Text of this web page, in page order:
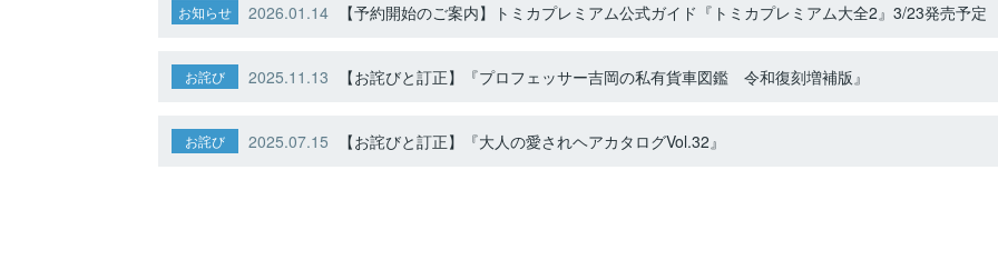
お知らせ 2026.01.14 【予約開始のご案内】トミカプレミアム公式ガイド『トミカプレミアム大全2』3/23発売予定
お詫び 2025.11.13 【お詫びと訂正】『プロフェッサー吉岡の私有貨車図鑑 令和復刻増補版』
お詫び 2025.07.15 【お詫びと訂正】『大人の愛されヘアカタログVol.32』